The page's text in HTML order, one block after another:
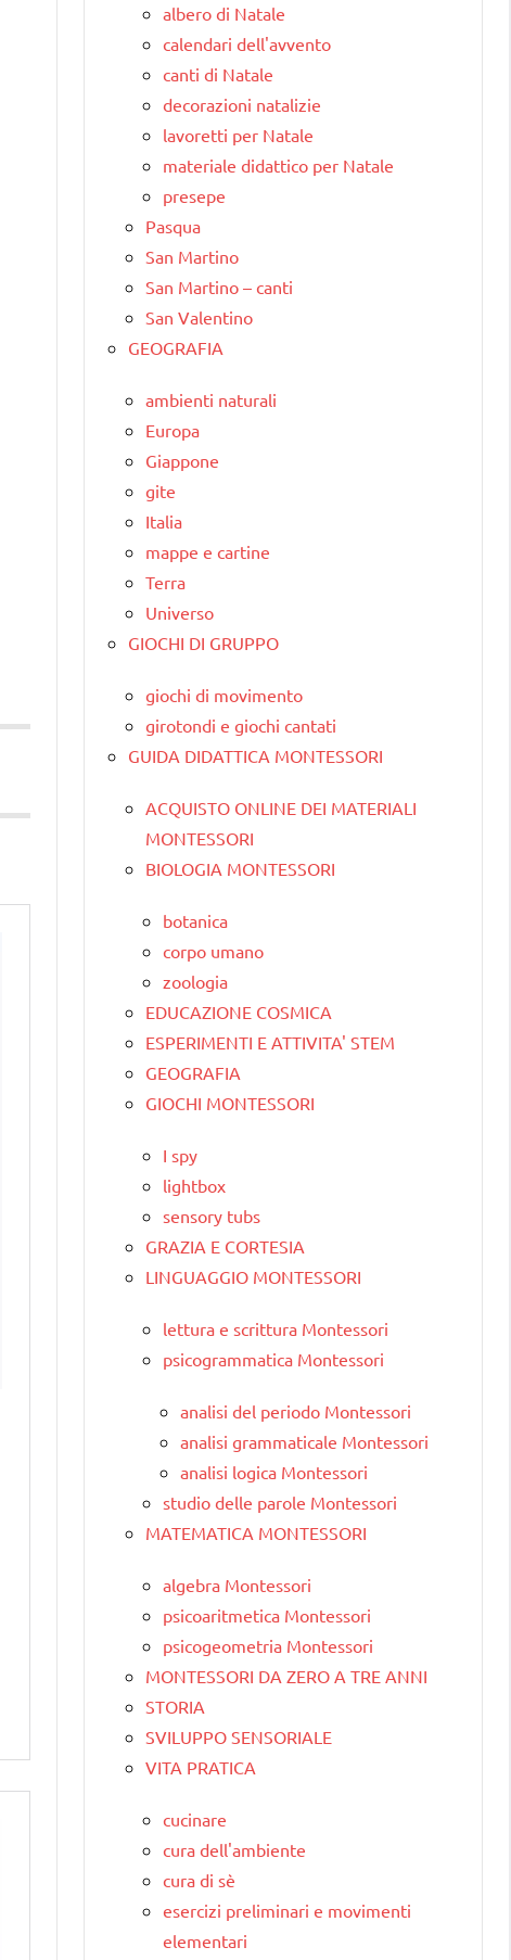
albero di Natale
calendari dell'avvento
canti di Natale
decorazioni natalizie
lavoretti per Natale
materiale didattico per Natale
presepe
Pasqua
San Martino
San Martino – canti
San Valentino
GEOGRAFIA
ambienti naturali
Europa
Giappone
gite
Italia
mappe e cartine
Terra
Universo
GIOCHI DI GRUPPO
giochi di movimento
girotondi e giochi cantati
GUIDA DIDATTICA MONTESSORI
ACQUISTO ONLINE DEI MATERIALI
MONTESSORI
BIOLOGIA MONTESSORI
botanica
corpo umano
zoologia
EDUCAZIONE COSMICA
ESPERIMENTI E ATTIVITA' STEM
GEOGRAFIA
GIOCHI MONTESSORI
I spy
lightbox
sensory tubs
GRAZIA E CORTESIA
LINGUAGGIO MONTESSORI
lettura e scrittura Montessori
psicogrammatica Montessori
analisi del periodo Montessori
analisi grammaticale Montessori
analisi logica Montessori
studio delle parole Montessori
MATEMATICA MONTESSORI
algebra Montessori
psicoaritmetica Montessori
psicogeometria Montessori
MONTESSORI DA ZERO A TRE ANNI
STORIA
SVILUPPO SENSORIALE
VITA PRATICA
cucinare
cura dell'ambiente
cura di sè
esercizi preliminari e movimenti
elementari